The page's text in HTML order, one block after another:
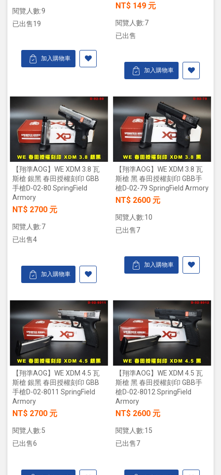
閱覽人數:9
已出售19
加入購物車
NT$ 149 元
閱覽人數:7
已出售
加入購物車
【翔準AOG】WE XDM 3.8 瓦
斯槍 銀黑 春田授權刻印 GBB
手槍D-02-80 SpringField
Armory
NT$ 2700 元
閱覽人數:7
已出售4
加入購物車
【翔準AOG】WE XDM 3.8 瓦
斯槍 黑 春田授權刻印 GBB手
槍D-02-79 SpringField Armory
NT$ 2600 元
閱覽人數:10
已出售7
加入購物車
【翔準AOG】WE XDM 4.5 瓦
斯槍 銀黑 春田授權刻印 GBB
手槍D-02-8011 SpringField
Armory
NT$ 2700 元
閱覽人數:5
已出售6
【翔準AOG】WE XDM 4.5 瓦
斯槍 黑 春田授權刻印 GBB手
槍D-02-8012 SpringField
Armory
NT$ 2600 元
閱覽人數:15
已出售7